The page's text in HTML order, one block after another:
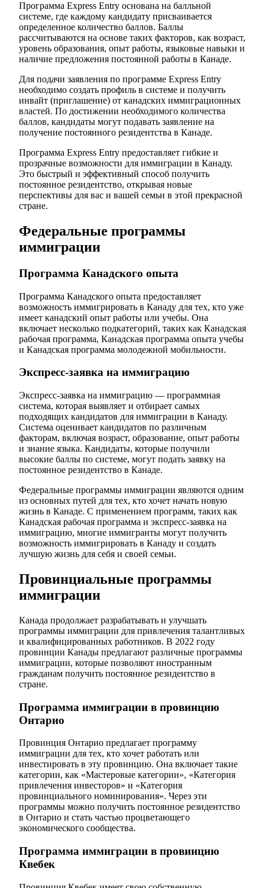
Программа Express Entry основана на балльной
системе, где каждому кандидату присваивается
определенное количество баллов. Баллы
рассчитываются на основе таких факторов, как возраст,
уровень образования, опыт работы, языковые навыки и
наличие предложения постоянной работы в Канаде.
Для подачи заявления по программе Express Entry
необходимо создать профиль в системе и получить
инвайт (приглашение) от канадских иммиграционных
властей. По достижении необходимого количества
баллов, кандидаты могут подавать заявление на
получение постоянного резидентства в Канаде.
Программа Express Entry предоставляет гибкие и
прозрачные возможности для иммиграции в Канаду.
Это быстрый и эффективный способ получить
постоянное резидентство, открывая новые
перспективы для вас и вашей семьи в этой прекрасной
стране.
Федеральные программы
иммиграции
Программа Канадского опыта
Программа Канадского опыта предоставляет
возможность иммигрировать в Канаду для тех, кто уже
имеет канадский опыт работы или учебы. Она
включает несколько подкатегорий, таких как Канадская
рабочая программа, Канадская программа опыта учебы
и Канадская программа молодежной мобильности.
Экспресс-заявка на иммиграцию
Экспресс-заявка на иммиграцию — программная
система, которая выявляет и отбирает самых
подходящих кандидатов для иммиграции в Канаду.
Система оценивает кандидатов по различным
факторам, включая возраст, образование, опыт работы
и знание языка. Кандидаты, которые получили
высокие баллы по системе, могут подать заявку на
постоянное резидентство в Канаде.
Федеральные программы иммиграции являются одним
из основных путей для тех, кто хочет начать новую
жизнь в Канаде. С применением программ, таких как
Канадская рабочая программа и экспресс-заявка на
иммиграцию, многие иммигранты могут получить
возможность иммигрировать в Канаду и создать
лучшую жизнь для себя и своей семьи.
Провинциальные программы
иммиграции
Канада продолжает разрабатывать и улучшать
программы иммиграции для привлечения талантливых
и квалифицированных работников. В 2022 году
провинции Канады предлагают различные программы
иммиграции, которые позволяют иностранным
гражданам получить постоянное резидентство в
стране.
Программа иммиграции в провинцию
Онтарио
Провинция Онтарио предлагает программу
иммиграции для тех, кто хочет работать или
инвестировать в эту провинцию. Она включает такие
категории, как «Мастеровые категории», «Категория
привлечения инвесторов» и «Категория
провинциального номинирования». Через эти
программы можно получить постоянное резидентство
в Онтарио и стать частью процветающего
экономического сообщества.
Программа иммиграции в провинцию
Квебек